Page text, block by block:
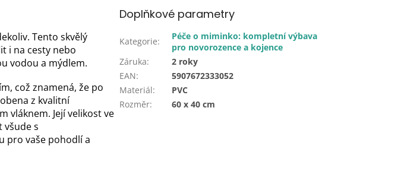
Tento skvělý
i na cesty nebo
vodou a mýdlem.
což znamená, že po
z kvalitní
vláknem. Její velikost ve
všude s
pro vaše pohodlí a
Doplňkové parametry
Kategorie:
Péče o miminko: kompletní výbava
pro novorozence a kojence
Záruka:
2 roky
EAN:
5907672333052
Materiál:
PVC
Rozměr: 60 x 40 cm